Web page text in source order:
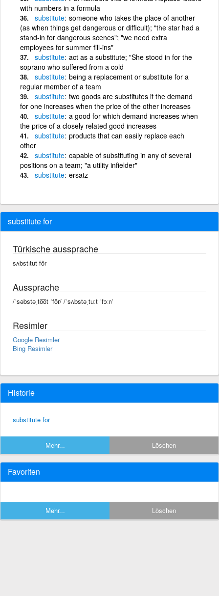
with numbers in a formula
substitute someone who takes the place of another
(as when things get dangerous or difficult); "the star had a
stand-in for dangerous scenes"; "we need extra
employees for summer fill-ins"
substitute act as a substitute; "She stood in for the
soprano who suffered from a cold
substitute being a replacement or substitute for a
regular member of a team
substitute two goods are substitutes if the demand
for one increases when the price of the other increases
substitute a good for which demand increases when
the price of a closely related good increases
substitute products that can easily replace each
other
substitute capable of substituting in any of several
positions on a team; "a utility infielder"
substitute ersatz
substitute for
Türkische aussprache
sʌbstıtut fôr
Aussprache
/ˈsəbstəˌto͞ot ˈfôr/ /ˈsʌbstəˌtuːt ˈfɔːr/
Resimler
Google Resimler
Bing Resimler
Historie
substitute for
Mehr... Löschen
Favoriten
Mehr... Löschen